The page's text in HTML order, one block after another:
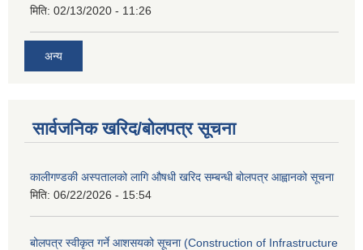
मिति: 02/13/2020 - 11:26
अन्य
सार्वजनिक खरिद/बोलपत्र सूचना
कालीगण्डकी अस्पतालको लागि औषधी खरिद सम्बन्धी बोलपत्र आह्वानको सूचना
मिति: 06/22/2026 - 15:54
बोलपत्र स्वीकृत गर्ने आशसयको सूचना (Construction of Infrastructure